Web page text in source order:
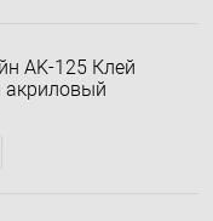
AK-125 Клей
мл